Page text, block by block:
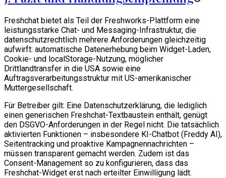
Freshchat bietet als Teil der Freshworks-Plattform eine
leistungsstarke Chat- und Messaging-Infrastruktur, die
datenschutzrechtlich mehrere Anforderungen gleichzeitig
aufwirft: automatische Datenerhebung beim Widget-Laden,
Cookie- und localStorage-Nutzung, möglicher
Drittlandtransfer in die USA sowie eine
Auftragsverarbeitungsstruktur mit US-amerikanischer
Muttergesellschaft.
Für Betreiber gilt: Eine Datenschutzerklärung, die lediglich
einen generischen Freshchat-Textbaustein enthält, genügt
den DSGVO-Anforderungen in der Regel nicht. Die tatsächlich
aktivierten Funktionen – insbesondere KI-Chatbot (Freddy AI),
Seitentracking und proaktive Kampagnennachrichten –
müssen transparent gemacht werden. Zudem ist das
Consent-Management so zu konfigurieren, dass das
Freshchat-Widget erst nach erteilter Einwilligung lädt.